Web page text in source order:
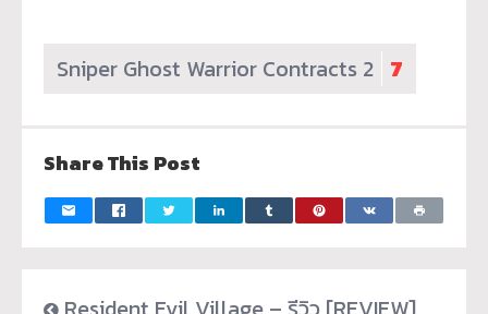
Sniper Ghost Warrior Contracts 2 7
Share This Post